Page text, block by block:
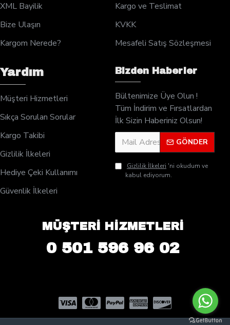
XML Bayilik
Bize Ulaşın
Kargom Nerede?
Kargo ve Teslimat
KVKK
Mesafeli Satış Sözleşmesi
Yardım
Müşteri Hizmetleri
Sıkça Sorulan Sorular
Kargo Takibi
Gizlilik İlkeleri
Hediye Çeki Kullanımı
Güvenlik İlkeleri
Bizden Haberler
Bültenimize Üye Olun !
Tüm İndirim ve Fırsatlardan
İlk Sizin Haberiniz Olsun!
GÖNDER
Gizlilik İlkeleri 'ni okudum ve
kabul ediyorum.
MÜŞTERİ HİZMETLERİ
0 501 596 96 02